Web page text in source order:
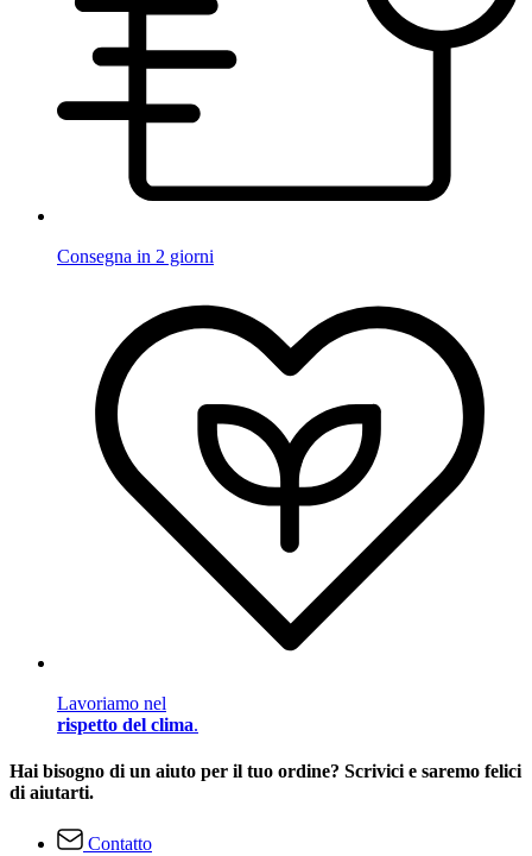
Consegna in 2 giorni
Lavoriamo nel
rispetto del clima.
Hai bisogno di un aiuto per il tuo ordine? Scrivici e saremo felici
di aiutarti.
Contatto